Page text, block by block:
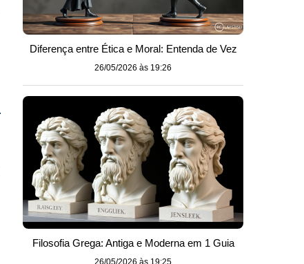
Diferença entre Ética e Moral: Entenda de Vez
26/05/2026 às 19:26
Filosofia Grega: Antiga e Moderna em 1 Guia
26/05/2026 às 19:25